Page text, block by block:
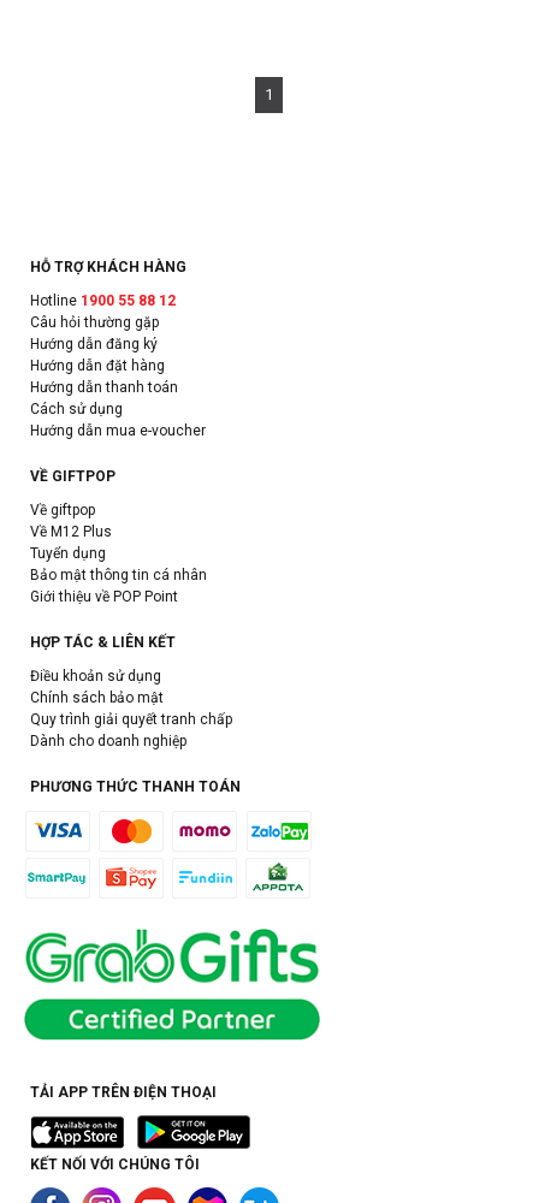
1
HỖ TRỢ KHÁCH HÀNG
Hotline 1900 55 88 12
Câu hỏi thường gặp
Hướng dẫn đăng ký
Hướng dẫn đặt hàng
Hướng dẫn thanh toán
Cách sử dụng
Hướng dẫn mua e-voucher
VỀ GIFTPOP
Về giftpop
Về M12 Plus
Tuyển dụng
Bảo mật thông tin cá nhân
Giới thiệu về POP Point
HỢP TÁC & LIÊN KẾT
Điều khoản sử dụng
Chính sách bảo mật
Quy trình giải quyết tranh chấp
Dành cho doanh nghiệp
PHƯƠNG THỨC THANH TOÁN
TẢI APP TRÊN ĐIỆN THOẠI
KẾT NỐI VỚI CHÚNG TÔI